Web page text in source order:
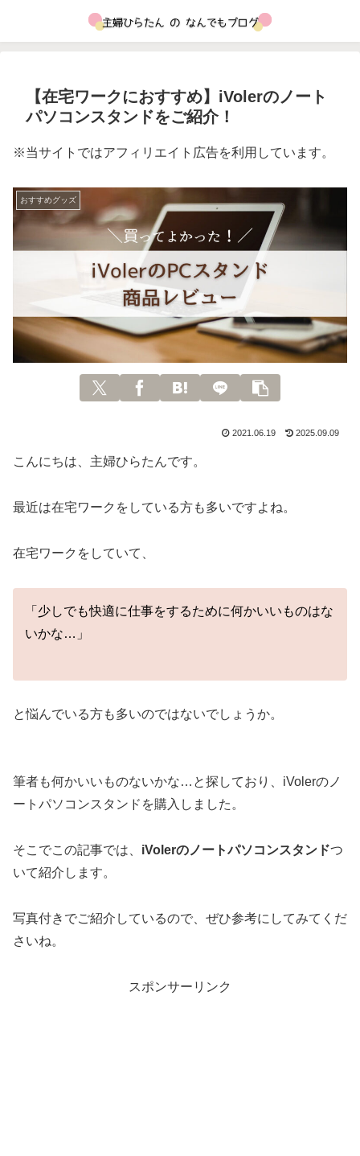
【在宅ワークにおすすめ】iVolerのノート
パソコンスタンドをご紹介！
※当サイトではアフィリエイト広告を利用しています。
おすすめグッズ
2021.06.19 2025.09.09
こんにちは、主婦ひらたんです。
最近は在宅ワークをしている方も多いですよね。
在宅ワークをしていて、
「少しでも快適に仕事をするために何かいいものはな
いかな…」
と悩んでいる方も多いのではないでしょうか。
筆者も何かいいものないかな…と探しており、iVolerのノ
ートパソコンスタンドを購入しました。
そこでこの記事では、 iVolerのノートパソコンスタンドつ
いて紹介します。
写真付きでご紹介しているので、ぜひ参考にしてみてくだ
さいね。
スポンサーリンク